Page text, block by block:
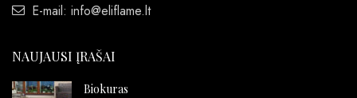
E-mail: info@eliflame.lt
NAUJAUSI ĮRAŠAI
Biokuras